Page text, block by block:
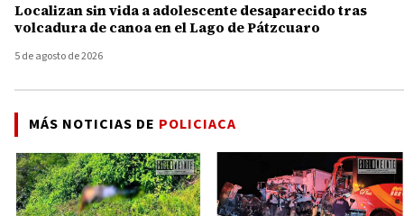
Localizan sin vida a adolescente desaparecido tras
volcadura de canoa en el Lago de Pátzcuaro
5 de agosto de 2026
MÁS NOTICIAS DE POLICIACA